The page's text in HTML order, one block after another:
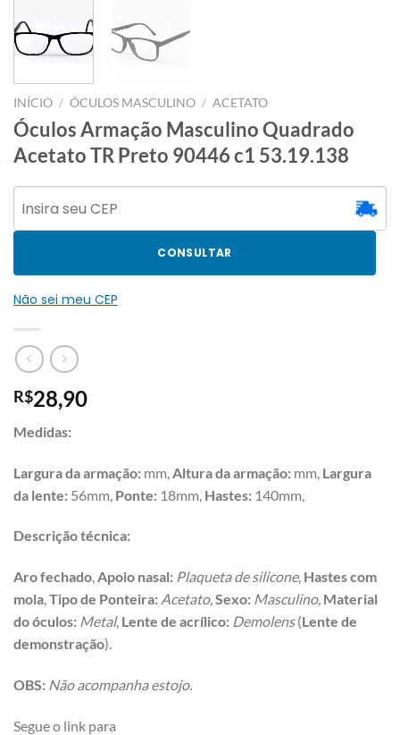
INÍCIO / ÓCULOS MASCULINO / ACETATO
Óculos Armação Masculino Quadrado
Acetato TR Preto 90446 c1 53.19.138
CONSULTAR
Não sei meu CEP
R$28,90
Medidas:
Largura da armação: mm, Altura da armação: mm, Largura
da lente: 56mm, Ponte: 18mm, Hastes: 140mm,
Descrição técnica:
Aro fechado,Apoio nasal: Plaqueta de silicone, Hastes com
mola,Tipo de Ponteira: Acetato,Sexo: Masculino, Material
do óculos: Metal, Lente de acrílico: Demolens(Lente de
demonstração).
OBS: Não acompanha estojo.
Segue o link para